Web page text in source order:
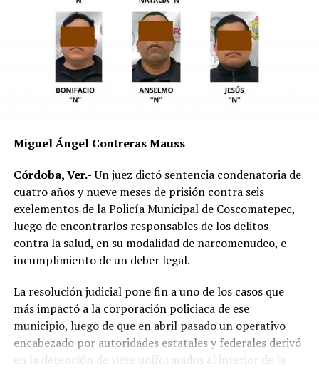
tarde se registraron lluvias que dejaron el pavimento
mojado y con menor adherencia.
El vehículo presuntamente involucrado también será
parte de las investigaciones para determinar la
mecánica del accidente y establecer si existió
responsabilidad por parte de alguno de los conductores.
Las autoridades exhortaron a los automovilistas y
motociclistas a conducir con precaución, respetar los
límites de velocidad y aumentar la distancia de
seguridad entre vehículos, especialmente durante la
temporada de lluvias, cuando el riesgo de accidentes se
incrementa en las carreteras de la región.
La circulación en la zona se vio afectada por algunos
minutos mientras se realizaban las labores de auxilio y el
levantamiento de indicios por parte de las autoridades.
Posteriormente, el tránsito fue restablecido de manera
normal.
Miguel Ángel Contreras Mauss
Córdoba, Ver.-Un juez dictó sentencia condenatoria de
cuatro años y nueve meses de prisión contra seis
exelementos de la Policía Municipal de Coscomatepec,
luego de encontrarlos responsables de los delitos
contra la salud, en su modalidad de narcomenudeo, e
incumplimiento de un deber legal.
La resolución judicial pone fin a uno de los casos que
más impactó a la corporación policiaca de ese
municipio, luego de que en abril pasado un operativo
encabezado por autoridades estatales y federales derivó
en la detención de siete uniformados al interior de la